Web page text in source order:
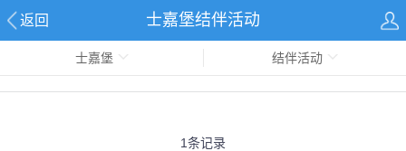
返回 士嘉堡结伴活动
士嘉堡 结伴活动
1条记录